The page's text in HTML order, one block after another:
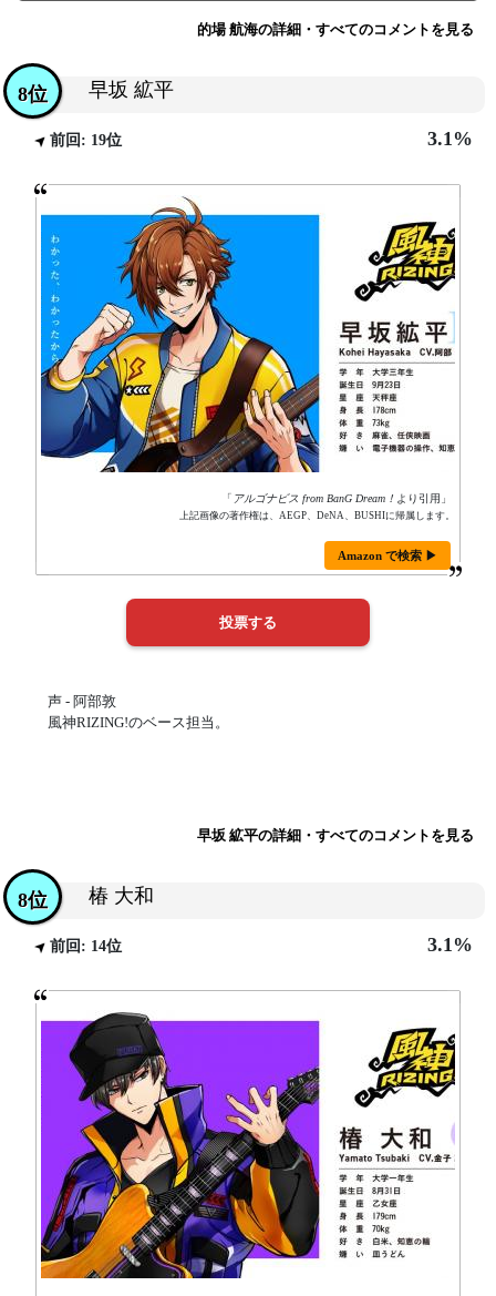
的場 航海の詳細・すべてのコメントを見る
早坂 絋平
8位
前回: 19位 3.1%
「 アルゴナビス from BanG Dream！ より引用」
上記画像の著作権は、AEGP、DeNA、BUSHIに帰属します。
Amazon で検索 ▶
声 - 阿部敦
風神RIZING!のベース担当。
早坂 絋平の詳細・すべてのコメントを見る
椿 大和
8位
前回: 14位 3.1%